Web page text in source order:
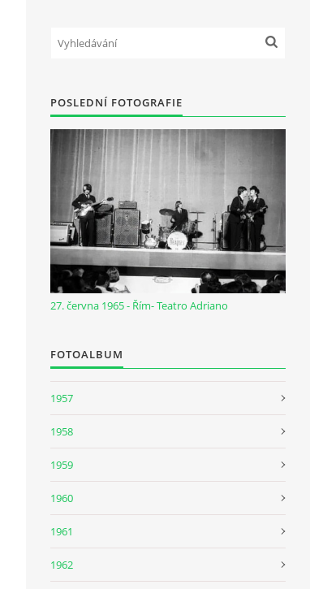
POSLEDNÍ FOTOGRAFIE
27. června 1965 - Řím- Teatro Adriano
FOTOALBUM
1957
1958
1959
1960
1961
1962